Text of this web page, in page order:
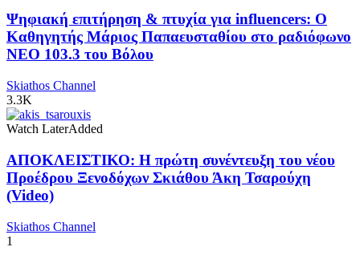
Ψηφιακή επιτήρηση & πτυχία για influencers: Ο
Καθηγητής Μάριος Παπαευσταθίου στο ραδιόφωνο
NEO 103.3 του Βόλου
Skiathos Channel
3.3K
Watch LaterAdded
ΑΠΟΚΛΕΙΣΤΙΚΟ: Η πρώτη συνέντευξη του νέου
Προέδρου Ξενοδόχων Σκιάθου Άκη Τσαρούχη
(Video)
Skiathos Channel
1